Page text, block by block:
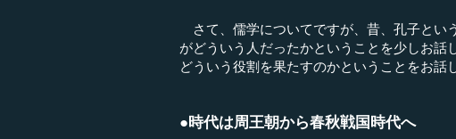
さて、儒学についてですが、昔、孔子とい
がどういう人だったかということを少しお
どういう役割を果たすのかということをお話
●時代は周王朝から春秋戦国時代へ